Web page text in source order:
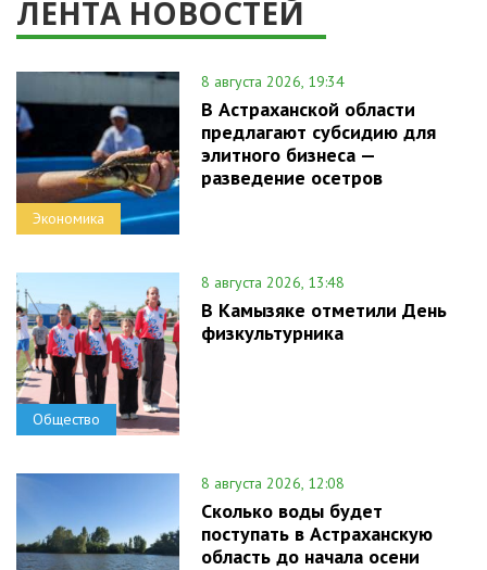
ЛЕНТА НОВОСТЕЙ
Экономика
8 августа 2026, 19:34
В Астраханской области
предлагают субсидию для
элитного бизнеса —
разведение осетров
Общество
8 августа 2026, 13:48
В Камызяке отметили День
физкультурника
8 августа 2026, 12:08
Сколько воды будет
поступать в Астраханскую
область до начала осени